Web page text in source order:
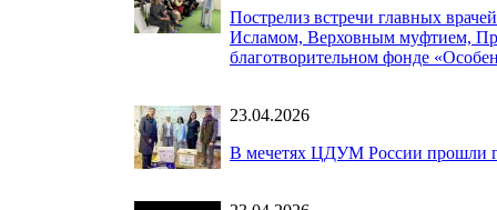
Пострелиз встречи главных
Исламом, Верховным муфтием,
благотворительном фонде
23.04.2026
В мечетях ЦДУМ России прошли